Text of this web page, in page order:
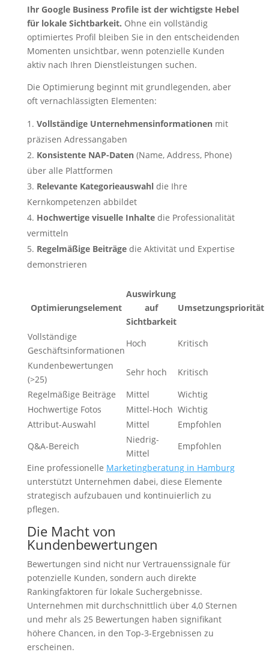
Ihr Google Business Profile ist der wichtigste Hebel
für lokale Sichtbarkeit. Ohne ein vollständig
optimiertes Profil bleiben Sie in den entscheidenden
Momenten unsichtbar, wenn potenzielle Kunden
aktiv nach Ihren Dienstleistungen suchen.
Die Optimierung beginnt mit grundlegenden, aber
oft vernachlässigten Elementen:
Vollständige Unternehmensinformationenmit
präzisen Adressangaben
Konsistente NAP-Daten(Name, Address, Phone)
über alle Plattformen
Relevante Kategorieauswahldie Ihre
Kernkompetenzen abbildet
Hochwertige visuelle Inhaltedie Professionalität
vermitteln
Regelmäßige Beiträgedie Aktivität und Expertise
demonstrieren
Optimierungselement
Auswirkung
auf
Sichtbarkeit
Umsetzungspriorität
Vollständige
Geschäftsinformationen
Hoch
Kritisch
Kundenbewertungen
(>25)
Sehr hoch
Kritisch
Regelmäßige Beiträge
Mittel
Wichtig
Hochwertige Fotos
Mittel-Hoch Wichtig
Attribut-Auswahl
Mittel
Empfohlen
Q&A-Bereich
Niedrig-
Mittel
Empfohlen
Eine professionelle Marketingberatung in Hamburg
unterstützt Unternehmen dabei, diese Elemente
strategisch aufzubauen und kontinuierlich zu
pflegen.
Die Macht von
Kundenbewertungen
Bewertungen sind nicht nur Vertrauenssignale für
potenzielle Kunden, sondern auch direkte
Rankingfaktoren für lokale Suchergebnisse.
Unternehmen mit durchschnittlich über 4,0 Sternen
und mehr als 25 Bewertungen haben signifikant
höhere Chancen, in den Top-3-Ergebnissen zu
erscheinen.